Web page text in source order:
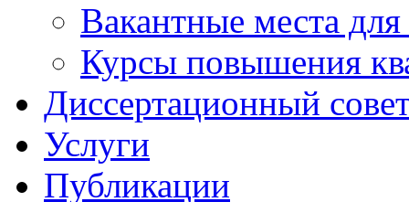
Вакантные места
Курсы повышения
Диссертационный
Услуги
Публикации